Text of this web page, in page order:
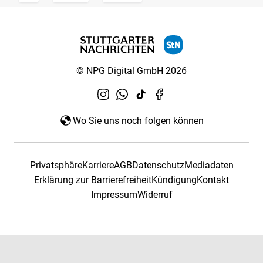
© NPG Digital GmbH 2026
Wo Sie uns noch folgen können
PrivatsphäreKarriereAGBDatenschutzMediadaten
Erklärung zur BarrierefreiheitKündigungKontakt
ImpressumWiderruf